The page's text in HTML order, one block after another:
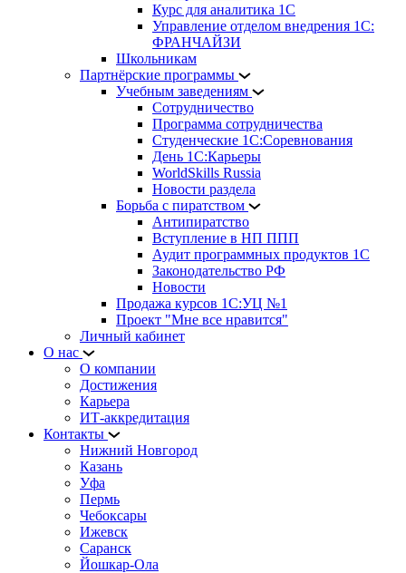
Курс для аналитика 1С
Управление отделом внедрения 1С:
ФРАНЧАЙЗИ
Школьникам
Партнёрские программы
Учебным заведениям
Сотрудничество
Программа сотрудничества
Студенческие 1С:Соревнования
День 1С:Карьеры
WorldSkills Russia
Новости раздела
Борьба с пиратством
Антипиратство
Вступление в НП ППП
Аудит программных продуктов 1С
Законодательство РФ
Новости
Продажа курсов 1С:УЦ №1
Проект "Мне все нравится"
Личный кабинет
О нас
О компании
Достижения
Карьера
ИТ-аккредитация
Контакты
Нижний Новгород
Казань
Уфа
Пермь
Чебоксары
Ижевск
Саранск
Йошкар-Ола